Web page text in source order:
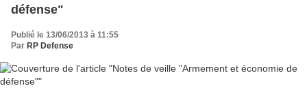
défense"
Publié le 13/06/2013 à 11:55
Par RP Defense